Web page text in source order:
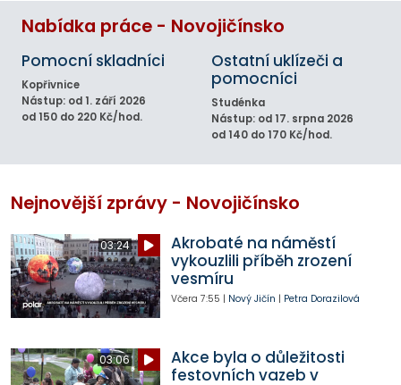
Nabídka práce - Novojičínsko
Pomocní skladníci
Kopřivnice
Nástup: od 1. září 2026
od 150 do 220 Kč/hod.
Ostatní uklízeči a
pomocníci
Studénka
Nástup: od 17. srpna 2026
od 140 do 170 Kč/hod.
Nejnovější zprávy - Novojičínsko
03:24
Akrobaté na náměstí
vykouzlili příběh zrození
vesmíru
Včera 7:55 | Nový Jičín | Petra Dorazilová
03:06
Akce byla o důležitosti
festovních vazeb v